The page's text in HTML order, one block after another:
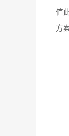
值
方